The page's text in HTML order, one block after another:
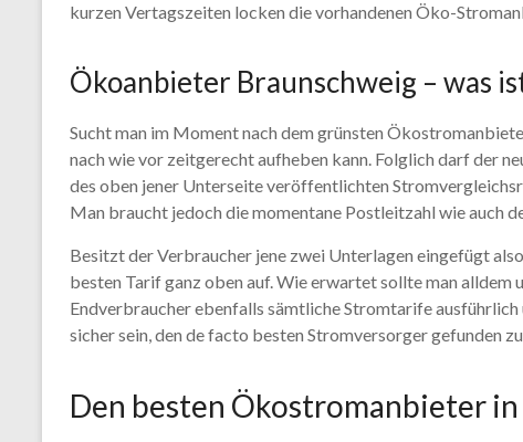
kurzen Vertagszeiten locken die vorhandenen Öko-
Ökoanbieter Braunschweig – was
Sucht man im Moment nach dem grünsten
nach wie vor zeitgerecht aufheben kann. Folglich darf der
des oben jener Unterseite veröffentlichten
Man braucht jedoch die momentane Postleitzahl wie auch
Besitzt der Verbraucher jene zwei Unterlagen eingefügt
besten Tarif ganz oben auf. Wie erwartet sollte man alldem
Endverbraucher ebenfalls sämtliche Stromtarife
sicher sein, den de facto besten Stromversorger gefunden
Den besten Ökostromanbieter